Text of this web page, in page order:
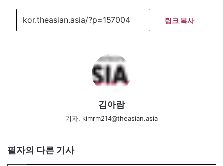
링크 복사
김아람
기자, kimrm214@theasian.asia
필자의 다른 기사